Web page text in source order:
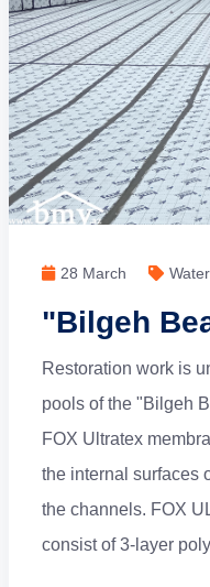
28 March
"Bilgeh
Restoration work is
pools of the "Bilgeh
FOX Ultratex
the internal surfaces
the channels. FOX
consist of 3-layer